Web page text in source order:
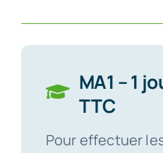
MA1 – 1
TTC
Pour effectuer